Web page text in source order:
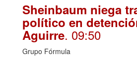
Sheinbaum niega
político en
Aguirre. 09:50
Grupo Fórmula